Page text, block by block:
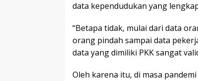
data kependudukan yang
“Betapa tidak, mulai dari data
orang pindah sampai data
data yang dimiliki PKK sangat
Oleh karena itu, di masa